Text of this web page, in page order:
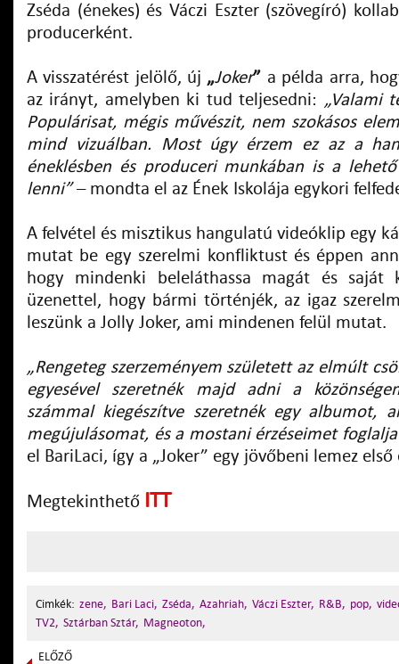
Zséda (énekes) és Váczi Eszter (szövegíró)
producerként.
A visszatérést jelölő, új „Joker” a példa arra,
az irányt, amelyben ki tud teljesedni: „Valami
Populárisat, mégis művészit, nem szokásos
mind vizuálban. Most úgy érzem ez az a
éneklésben és produceri munkában is a
lenni”– mondta el az Ének Iskolája egykori
A felvétel és misztikus hangulatú videóklip egy
mutat be egy szerelmi konfliktust és éppen
hogy mindenki beleláthassa magát és saját
üzenettel, hogy bármi történjék, az igaz
leszünk a Jolly Joker, ami mindenen felül mutat.
„Rengeteg szerzeményem született az elmúlt
egyesével szeretnék majd adni a
számmal kiegészítve szeretnék egy albumot,
megújulásomat, és a mostani érzéseimet
el BariLaci, így a „Joker” egy jövőbeni lemez
Megtekinthető ITT
Cimkék: zene, Bari Laci, Zséda, Azahriah, Váczi Eszter, R&B, pop,
TV2, Sztárban Sztár, Magneoton,
ELŐZŐ